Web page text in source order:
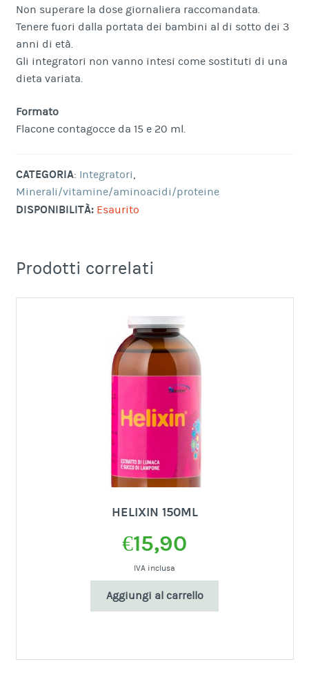
Non superare la dose giornaliera raccomandata.
Tenere fuori dalla portata dei bambini al di sotto dei 3
anni di età.
Gli integratori non vanno intesi come sostituti di una
dieta variata.
Formato
Flacone contagocce da 15 e 20 ml.
CATEGORIA: Integratori
Minerali/vitamine/aminoacidi/proteine
DISPONIBILITÀ: Esaurito
Prodotti correlati
HELIXIN 150ML
€15,90
IVA inclusa
Aggiungi al carrello